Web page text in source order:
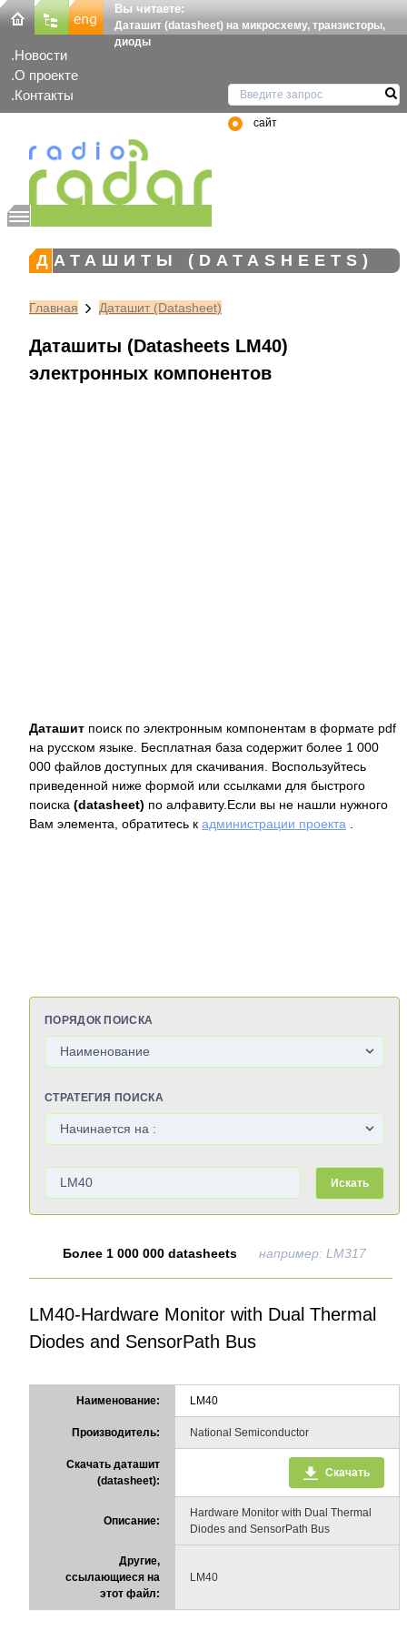
Вы читаете:
Даташит (datasheet) на микросхему, транзисторы,
диоды
Новости
О проекте
Контакты
сайт
ДАТАШИТЫ (DATASHEETS)
Главная Даташит (Datasheet)
Даташиты (Datasheets LM40)
электронных компонентов
Даташит поиск по электронным компонентам в формате pdf
на русском языке. Бесплатная база содержит более 1 000
000 файлов доступных для скачивания. Воспользуйтесь
приведенной ниже формой или ссылками для быстрого
поиска (datasheet) по алфавиту.Если вы не нашли нужного
Вам элемента, обратитесь к администрации проекта
ПОРЯДОК ПОИСКА
СТРАТЕГИЯ ПОИСКА
Искать
Более 1 000 000 datasheets например: LM317
LM40-Hardware Monitor with Dual Thermal
Diodes and SensorPath Bus
Наименование: LM40
Производитель: National Semiconductor
Скачать даташит
(datasheet):
Скачать
Описание:
Hardware Monitor with Dual Thermal
Diodes and SensorPath Bus
Другие,
ссылающиеся на
этот файл:
LM40